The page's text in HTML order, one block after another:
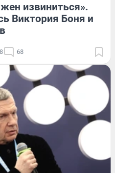
извиниться».
Виктория Боня и
68